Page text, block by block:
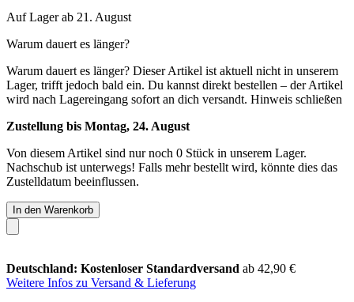
Auf Lager ab 21. August
Warum dauert es länger?
Warum dauert es länger? Dieser Artikel ist aktuell nicht in unserem
Lager, trifft jedoch bald ein. Du kannst direkt bestellen – der Artikel
wird nach Lagereingang sofort an dich versandt. Hinweis schließen
Zustellung bis Montag, 24. August
Von diesem Artikel sind nur noch 0 Stück in unserem Lager.
Nachschub ist unterwegs! Falls mehr bestellt wird, könnte dies das
Zustelldatum beeinflussen.
In den Warenkorb
Deutschland: Kostenloser Standardversand ab 42,90 €
Weitere Infos zu Versand & Lieferung